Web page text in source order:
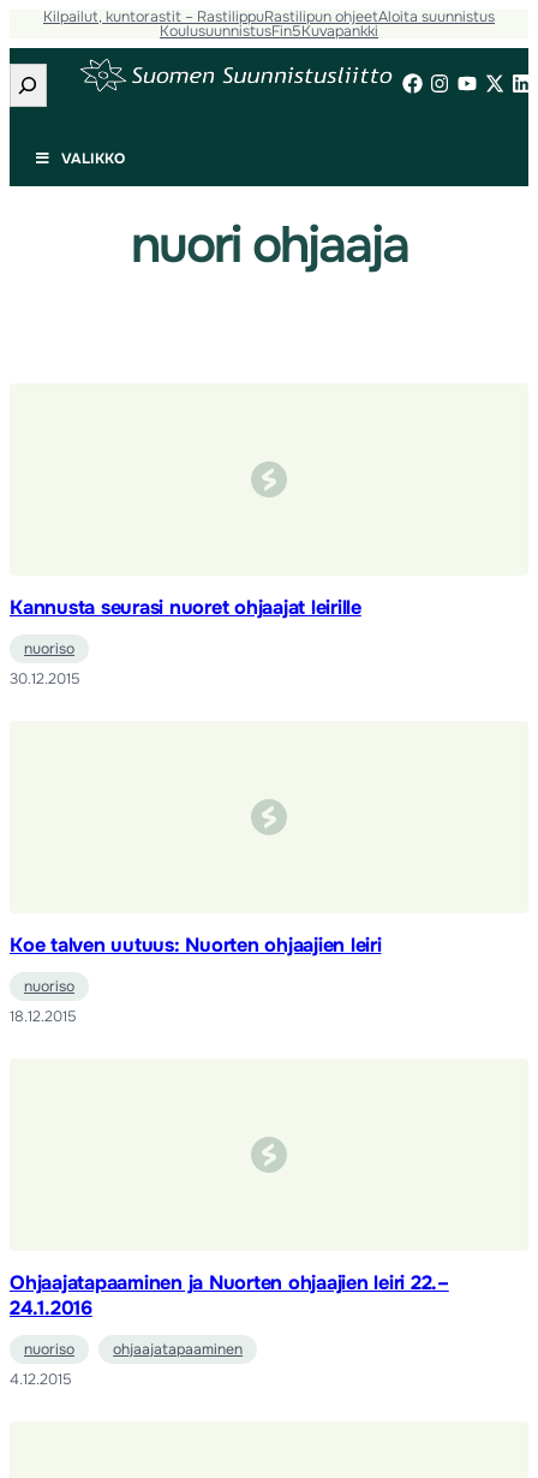
Siirry
sisältöön
Kilpailut, kuntorastit – RastilippuRastilipun ohjeetAloita suunnistus
KoulusuunnistusFin5Kuvapankki
Etsi
VALIKKO
nuori ohjaaja
Kannusta seurasi nuoret ohjaajat leirille
nuoriso
30.12.2015
Koe talven uutuus: Nuorten ohjaajien leiri
nuoriso
18.12.2015
Ohjaajatapaaminen ja Nuorten ohjaajien leiri 22.–
24.1.2016
nuoriso
ohjaajatapaaminen
4.12.2015